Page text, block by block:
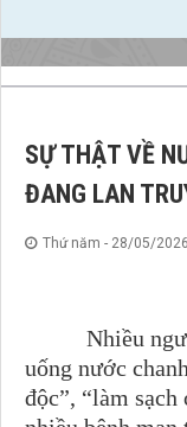
SỰ THẬT VỀ
ĐANG LAN
Thứ năm - 28/05/
Nhiều
uống nước
độc”, “làm